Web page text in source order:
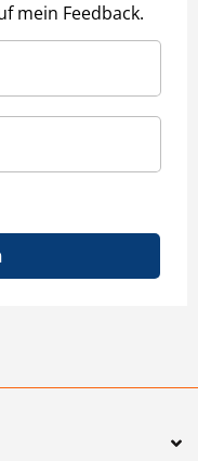
mein Feedback.